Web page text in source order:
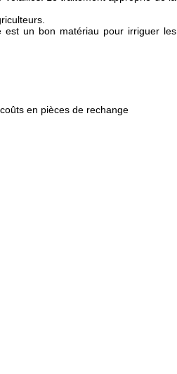
est un bon matériau pour irriguer les
en pièces de rechange